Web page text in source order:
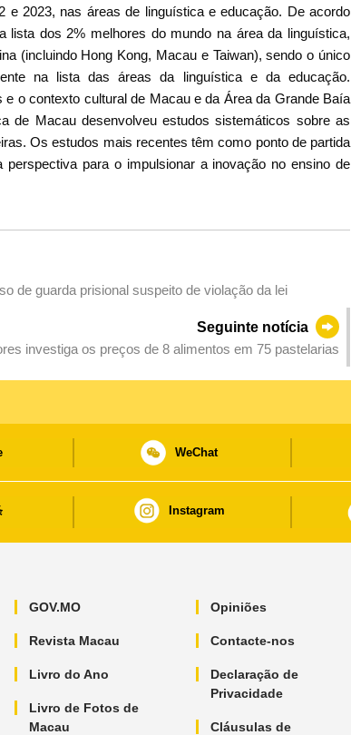
e 2023, nas áreas de linguística e educação. De acordo
dos 2% melhores do mundo na área da linguística,
(incluindo Hong Kong, Macau e Taiwan), sendo o único
na lista das áreas da linguística e da educação.
o contexto cultural de Macau e da Área da Grande Baía
de Macau desenvolveu estudos sistemáticos sobre as
Os estudos mais recentes têm como ponto de partida
para o impulsionar a inovação no ensino de
de guarda prisional suspeito de violação da lei
Seguinte notícia
investiga os preços de 8 alimentos em 75 pastelarias
WeChat
Instagram
GOV.MO
Revista Macau
Livro do Ano
Livro de Fotos de
Macau
Opiniões
Contacte-nos
Declaração de
Privacidade
Cláusulas de